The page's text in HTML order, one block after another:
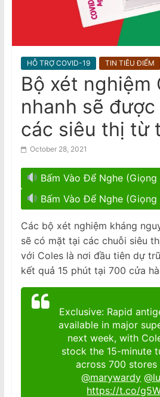
s
e
N
w
s
p
a
p
e
r
Nhà Văn
VHRN & DTD:
Communist
And
HỖ TRỢ COVID-19 TIN TIÊU ĐIỂM
Bộ xét nghiệm
nhanh sẽ
các siêu thị từ
October 28, 2021
Bấm Vào Để Nghe (Giọng
Bấm Vào Để Nghe (Giọng
Các bộ xét nghiệm kháng
sẽ có mặt tại các chuỗi siêu
với Coles là nơi đầu tiên dự
kết quả 15 phút tại 700 cửa
Exclusive: Rapid
available in major
next week, with
stock the 15-minute
across 700 stores
@marywardy
https://t.co/